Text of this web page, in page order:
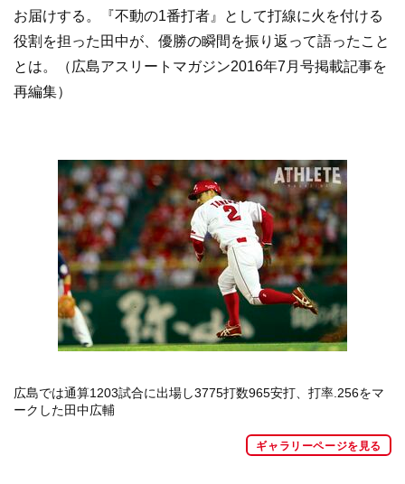
お届けする。『不動の1番打者』として打線に火を付ける
役割を担った田中が、優勝の瞬間を振り返って語ったこと
とは。（広島アスリートマガジン2016年7月号掲載記事を
再編集）
広島では通算1203試合に出場し3775打数965安打、打率.256をマ
ークした田中広輔
ギャラリーページを見る